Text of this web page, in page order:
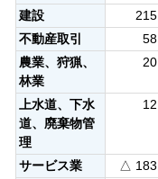
建設
215
不動産取引
58
農業、狩猟、
林業
20
上水道、下水
道、廃棄物管
理
12
サービス業 △ 183